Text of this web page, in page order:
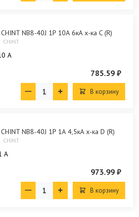
NB8-40J 1P 10А 6кА х-ка C (R)
CHINT
А
785.59 ₽
В корзину
NB8-40J 1P 1А 4,5кА х-ка D (R)
CHINT
А
973.99 ₽
В корзину